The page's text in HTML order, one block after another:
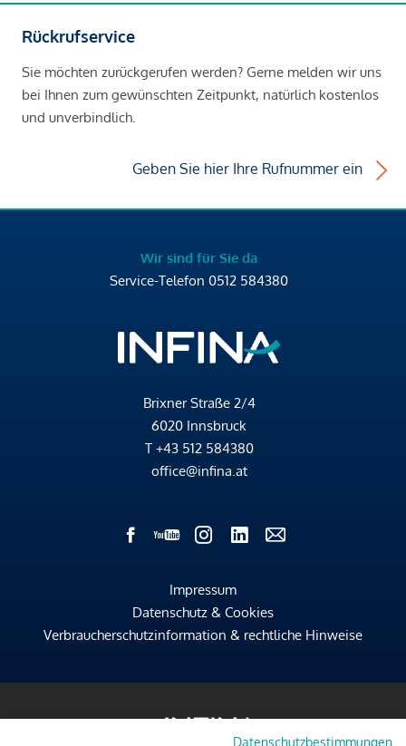
Rückrufservice
Sie möchten zurückgerufen werden? Gerne melden wir uns
bei Ihnen zum gewünschten Zeitpunkt, natürlich kostenlos
und unverbindlich.
Geben Sie hier Ihre Rufnummer ein
Wir sind für Sie da
Service-Telefon 0512 584380
Brixner Straße 2/4
6020 Innsbruck
T +43 512 584380
office@infina.at
Impressum
Datenschutz & Cookies
Verbraucherschutzinformation & rechtliche Hinweise
Datenschutzbestimmungen